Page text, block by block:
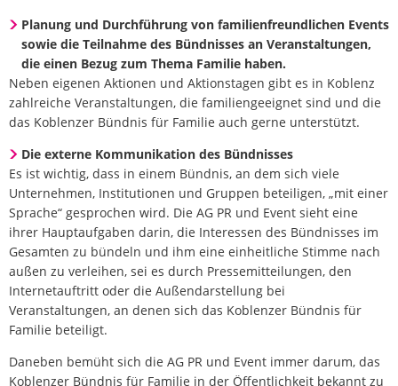
Planung und Durchführung von familienfreundlichen Events
sowie die Teilnahme des Bündnisses an Veranstaltungen,
die einen Bezug zum Thema Familie haben.
Neben eigenen Aktionen und Aktionstagen gibt es in Koblenz
zahlreiche Veranstaltungen, die familiengeeignet sind und die
das Koblenzer Bündnis für Familie auch gerne unterstützt.
Die externe Kommunikation des Bündnisses
Es ist wichtig, dass in einem Bündnis, an dem sich viele
Unternehmen, Institutionen und Gruppen beteiligen, „mit einer
Sprache“ gesprochen wird. Die AG PR und Event sieht eine
ihrer Hauptaufgaben darin, die Interessen des Bündnisses im
Gesamten zu bündeln und ihm eine einheitliche Stimme nach
außen zu verleihen, sei es durch Pressemitteilungen, den
Internetauftritt oder die Außendarstellung bei
Veranstaltungen, an denen sich das Koblenzer Bündnis für
Familie beteiligt.
Daneben bemüht sich die AG PR und Event immer darum, das
Koblenzer Bündnis für Familie in der Öffentlichkeit bekannt zu